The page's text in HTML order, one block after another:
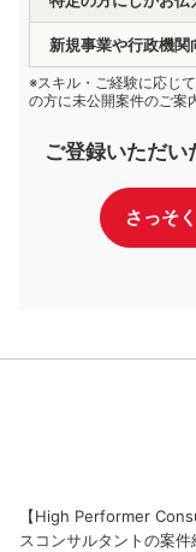
新規事業や行政機関
※スキル・ご経験に応じ
の方に未公開案件のご案
ご登録いただ
さっそ
【High Performer
スコンサルタントの案